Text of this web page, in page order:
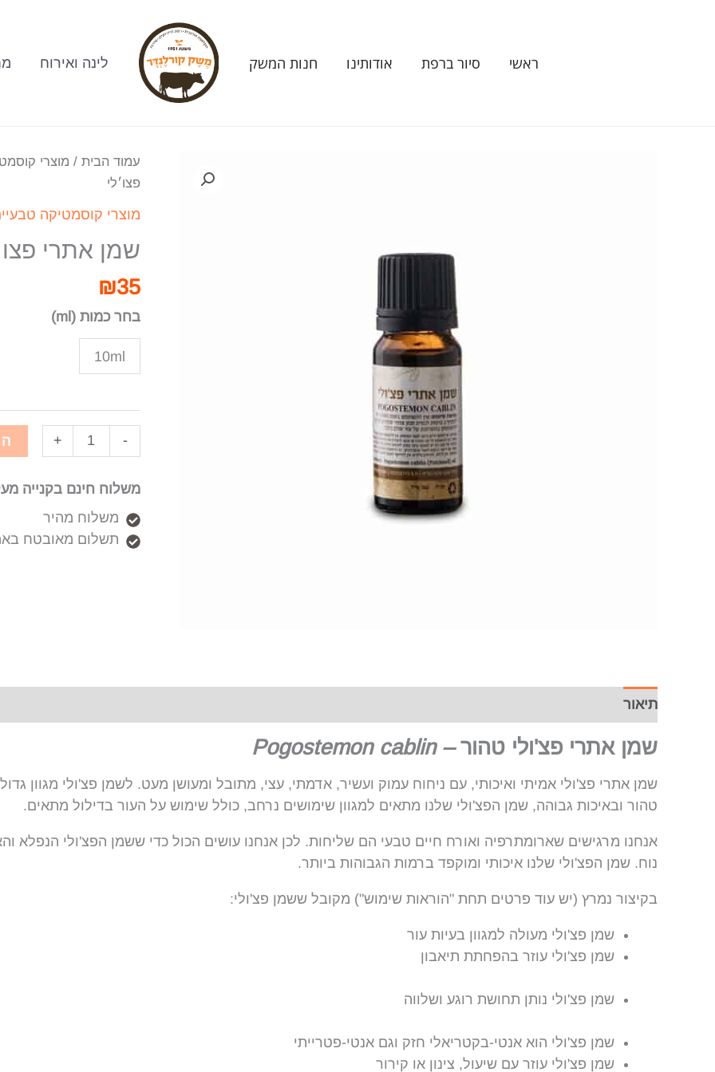
ראשי סיור ברפת אודותינו חנות המשק לינה ואירוח
עמוד הבית / מוצרי
פצו׳לי
מוצרי קוסמטיקה
שמן אתרי
₪35
בחר כמות (ml)
10ml
-
+
משלוח חינם בקנייה מעל
משלוח מהיר
תשלום מאובטח
תיאור
שמן אתרי פצ'ולי טהור–
Pogostemon cablin
שמן אתרי פצ'ולי אמיתי ואיכותי, עם ניחוח עמוק ועשיר, אדמתי, עצי, מתובל ומעושן מעט. לשמן פצ'ולי מגוון
טהור ובאיכות גבוהה, שמן הפצ'ולי שלנו מתאים למגוון שימושים נרחב, כולל שימוש על העור בדילול מתאים.
אנחנו מרגישים שארומתרפיה ואורח חיים טבעי הם שליחות. לכן אנחנו עושים הכול כדי ששמן הפצ'ולי הנפלא
נוח. שמן הפצ'ולי שלנו איכותי ומוקפד ברמות הגבוהות ביותר.
בקיצור נמרץ (יש עוד פרטים תחת "הוראות שימוש") מקובל ששמן פצ'ולי:
שמן פצ'ולי מעולה למגוון בעיות עור
שמן פצ'ולי עוזר בהפחתת תיאבון
שמן פצ'ולי נותן תחושת רוגע ושלווה
שמן פצ'ולי הוא אנטי-בקטריאלי חזק וגם אנטי-פטרייתי
שמן פצ'ולי עוזר עם שיעול, צינון או קירור